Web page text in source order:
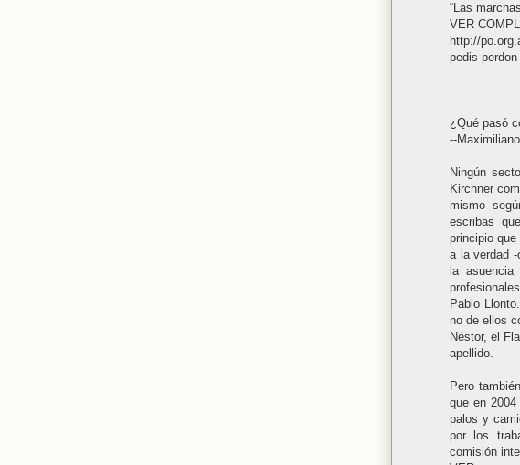
“Las
VER
http://
pedis-
¿Qué pasó
--
Ningún
Kirchner
mismo
escribas
principio
a la verdad
la
Pablo
no de ellos
Néstor, el
apellido.
Pero
que en
palos y
por los
comisión